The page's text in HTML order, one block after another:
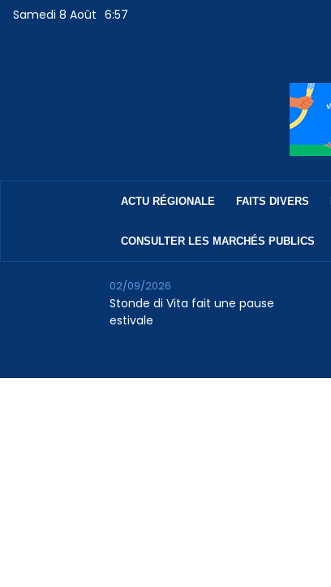
Samedi 8 Août 6:57
ACTU RÉGIONALE FAITS DIVERS
CONSULTER LES MARCHÉS PUBLICS
Stonde di Vita fait une pause
estivale
02/09/2026